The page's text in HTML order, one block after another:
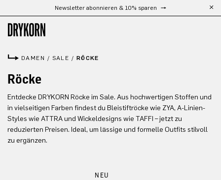
Zum Hauptinhalt springenNewsletter abonnieren & 10% sparen
DAMEN / SALE / RÖCKE
Röcke
Entdecke DRYKORN Röcke im Sale. Aus hochwertigen Stoffen und
in vielseitigen Farben findest du Bleistiftröcke wie ZYA, A-Linien-
Styles wie ATTRA und Wickeldesigns wie TAFFI – jetzt zu
reduzierten Preisen. Ideal, um lässige und formelle Outfits stilvoll
zu ergänzen.
NEU